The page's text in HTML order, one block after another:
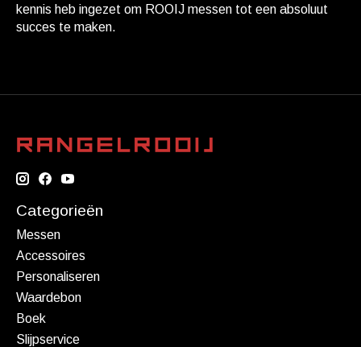
kennis heb ingezet om ROOIJ messen tot een absoluut
succes te maken.
Categorieën
Messen
Accessoires
Personaliseren
Waardebon
Boek
Slijpservice